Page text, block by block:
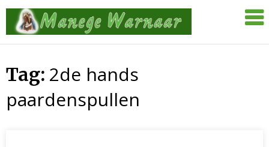
Skip
content
Manege
Tag: 2de hands
paardenspullen